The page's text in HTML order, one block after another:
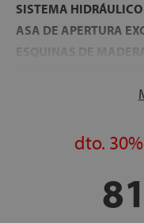
SISTEMA HIDRÁULICO
ASA DE APERTURA
Nórdico, Nogal, Ártico
ALTURA DEL CAJÓN:
CAPACIDAD DEL
dto. 30%